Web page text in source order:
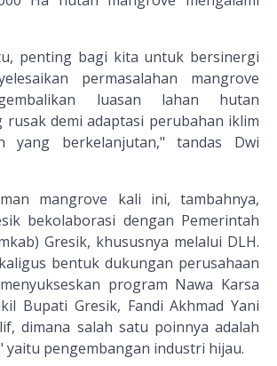
penting bagi kita untuk bersinergi
permasalahan mangrove
luasan lahan hutan
rusak demi adaptasi perubahan iklim
yang berkelanjutan," tandas Dwi
mangrove kali ini, tambahnya,
bekolaborasi dengan Pemerintah
Gresik, khususnya melalui DLH.
bentuk dukungan perusahaan
program Nawa Karsa
Bupati Gresik, Fandi Akhmad Yani
dimana salah satu poinnya adalah
yaitu pengembangan industri hijau.